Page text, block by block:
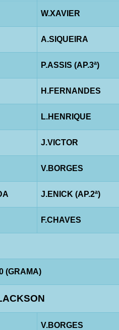
W.XAVIER
A.SIQUEIRA
P.ASSIS (AP.3ª)
H.FERNANDES
L.HENRIQUE
J.VICTOR
V.BORGES
J.ENICK (AP.2ª)
F.CHAVES
(GRAMA)
V.BORGES